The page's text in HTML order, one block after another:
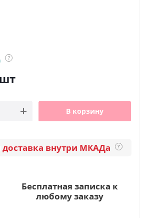
?
В корзину
доставка внутри МКАДа ?
Бесплатная записка к
любому заказу